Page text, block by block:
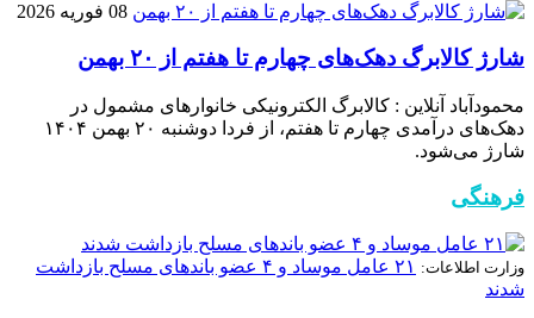
08 فوریه 2026
شارژ کالابرگ دهک‌های چهارم تا هفتم از ۲۰ بهمن
محمودآباد آنلاین : کالابرگ الکترونیکی خانوار‌های مشمول در
دهک‌های درآمدی چهارم تا هفتم، از فردا دوشنبه ۲۰ بهمن ۱۴۰۴
شارژ می‌شود.
فرهنگی
وزارت اطلاعات:
۲۱ عامل موساد و ۴ عضو باند‌های مسلح بازداشت
شدند